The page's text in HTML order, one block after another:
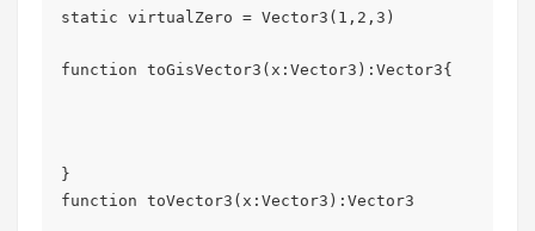
static virtualZero = Vector3(1,2,3)
function toGisVector3(x:Vector3):Vector3{
}
function toVector3(x:Vector3):Vector3